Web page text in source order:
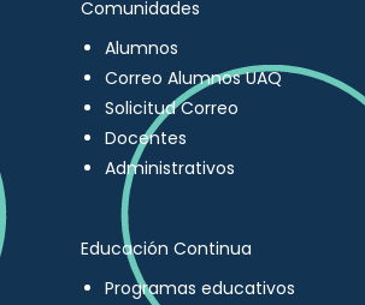
Comunidades
Alumnos
Correo Alumnos UAQ
Solicitud Correo
Docentes
Administrativos
Educación Continua
Programas educativos